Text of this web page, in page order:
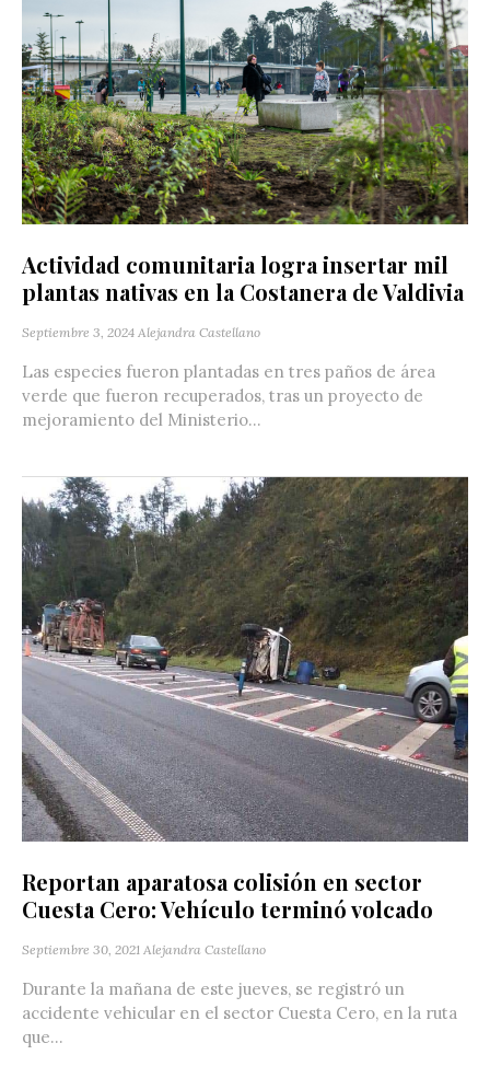
Actividad comunitaria logra insertar mil
plantas nativas en la Costanera de Valdivia
Septiembre 3, 2024 Alejandra Castellano
Las especies fueron plantadas en tres paños de área
verde que fueron recuperados, tras un proyecto de
mejoramiento del Ministerio...
Reportan aparatosa colisión en sector
Cuesta Cero: Vehículo terminó volcado
Septiembre 30, 2021 Alejandra Castellano
Durante la mañana de este jueves, se registró un
accidente vehicular en el sector Cuesta Cero, en la ruta
que...